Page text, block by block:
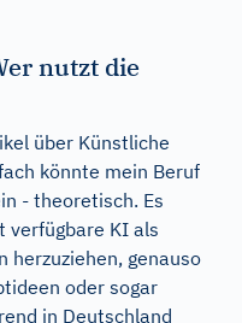
nutzt die
über Künstliche
könnte mein Beruf
- theoretisch. Es
verfügbare KI als
herzuziehen, genauso
oder sogar
in Deutschland